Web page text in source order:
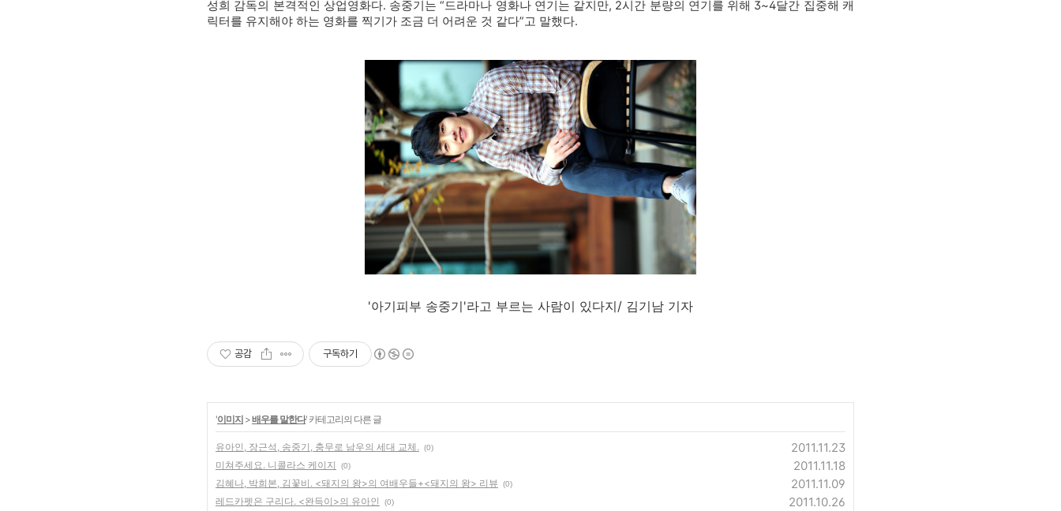
성희 감독의 본격적인 상업영화다. 송중기는 “드라마나 영화나 연기는 같지만, 2시간 분량의 연기를 위해 3~4달간 집중해 캐
릭터를 유지해야 하는 영화를 찍기가 조금 더 어려운 것 같다”고 말했다.
'아기피부 송중기'라고 부르는 사람이 있다지/ 김기남 기자
공감 구독하기
'이미지 >배우를 말한다' 카테고리의 다른 글
유아인, 장근석, 송중기, 충무로 남우의 세대 교체. (0) 2011.11.23
미쳐주세요. 니콜라스 케이지 (0) 2011.11.18
김혜나, 박희본, 김꽃비. <돼지의 왕>의 여배우들+<돼지의 왕> 리뷰 (0) 2011.11.09
레드카펫은 구리다. <완득이>의 유아인 (0) 2011.10.26